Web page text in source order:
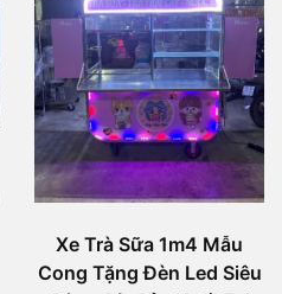
Xe Trà Sữa 1m4 Mẫu
Cong Tặng Đèn Led Siêu